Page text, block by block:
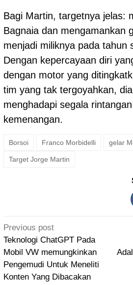
Bagi Martin, targetnya jelas:
Bagnaia dan mengamankan
menjadi miliknya pada tahun
Dengan kepercayaan diri
dengan motor yang
tim yang tak tergoyahkan,
menghadapi segala
kemenangan.
Borsoi Franco Morbidelli gelar
Target Jorge Martin
Post
navigation
Previous post
Teknologi ChatGPT Pada
Mobil VW memungkinkan
Pengemudi Untuk Meneliti
Konten Yang Dibacakan